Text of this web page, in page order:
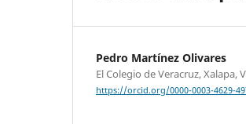
Pedro Martínez Olivares
El Colegio de Veracruz, Xalapa,
https://orcid.org/0000-0003-4629-